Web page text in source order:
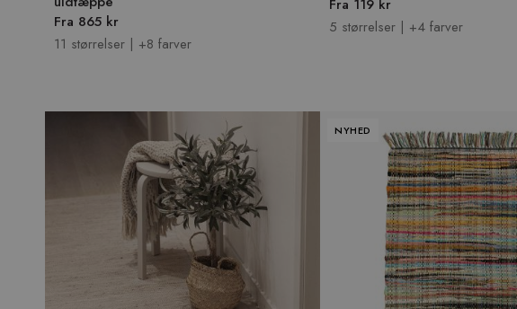
Fra 865 kr
11 størrelser | +8 farver
Fra 119 kr
5 størrelser | +4 farver
NYHED